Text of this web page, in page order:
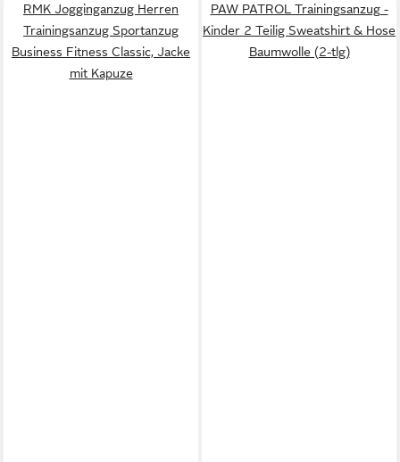
RMK Jogginganzug Herren
Trainingsanzug Sportanzug
Business Fitness Classic, Jacke
mit Kapuze
PAW PATROL Trainingsanzug -
Kinder 2 Teilig Sweatshirt & Hose
Baumwolle (2-tlg)